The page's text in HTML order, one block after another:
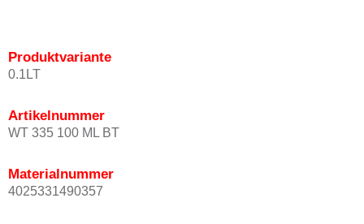
Produktvariante
0.1LT
Artikelnummer
WT 335 100 ML BT
Materialnummer
4025331490357